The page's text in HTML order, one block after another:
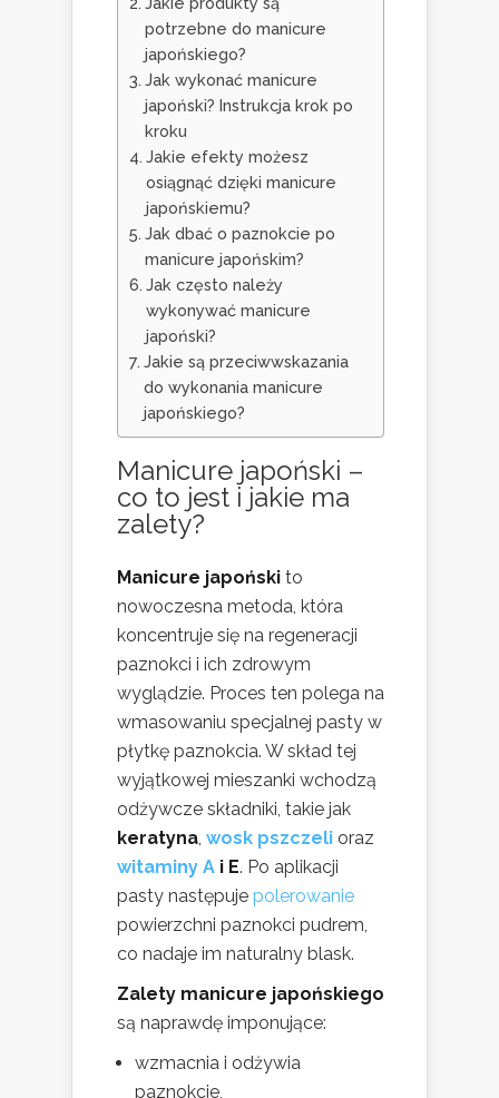
potrzebne do manicure
japońskiego?
Jak wykonać manicure
japoński? Instrukcja krok po
kroku
Jakie efekty możesz
osiągnąć dzięki manicure
japońskiemu?
Jak dbać o paznokcie po
manicure japońskim?
Jak często należy
wykonywać manicure
japoński?
Jakie są przeciwwskazania
do wykonania manicure
japońskiego?
Manicure japoński –
co to jest i jakie ma
zalety?
Manicure japoński to
nowoczesna metoda, która
koncentruje się na regeneracji
paznokci i ich zdrowym
wyglądzie. Proces ten polega na
wmasowaniu specjalnej pasty w
płytkę paznokcia. W skład tej
wyjątkowej mieszanki wchodzą
odżywcze składniki, takie jak
keratyna, wosk pszczeli oraz
witaminy A i E. Po aplikacji
pasty następuje polerowanie
powierzchni paznokci pudrem,
co nadaje im naturalny blask.
Zalety manicure japońskiego
są naprawdę imponujące:
wzmacnia i odżywia
paznokcie,